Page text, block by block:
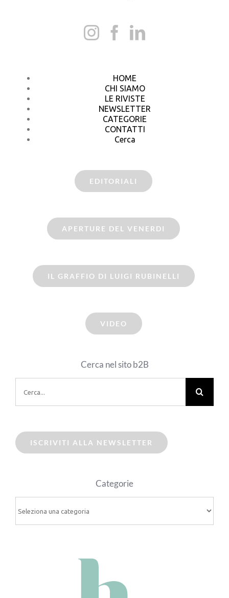
HOME
CHI SIAMO
LE RIVISTE
NEWSLETTER
CATEGORIE
CONTATTI
Cerca
EDITORIALI
APERTURE DEL VENERDI
IL GRAFFIO DI LUIGI RUBINELLI
VIDEO
Cerca nel sito b2B
per:
ISCRIVITI ALLA NEWSLETTER
Categorie